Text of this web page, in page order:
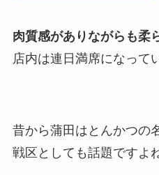
肉質感がありながらも柔
店内は連日満席になって
昔から蒲田はとんかつの
戦区としても話題ですよ